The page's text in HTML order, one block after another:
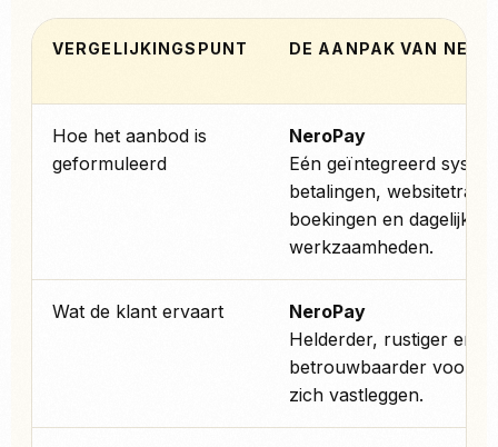
VERGELIJKINGSPUNT DE AANPAK VAN
Hoe het aanbod is
geformuleerd
NeroPay
Eén geïntegreerd
betalingen,
boekingen en dagelijkse
werkzaamheden.
Wat de klant ervaart
NeroPay
Helderder, rustiger en
betrouwbaarder
zich vastleggen.